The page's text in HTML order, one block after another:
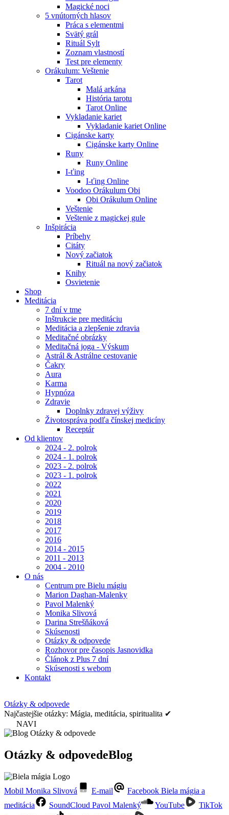
Magické noci
5 vnútorných hlasov
Práca s elementmi
Svätý grál
Rituál Sylt
Zoznam vlastností
Test pre elementy
Orákulum: Veštenie
Tarot
Malá arkána
História tarotu
Tarot Online
Vykladanie kariet
Vykladanie kariet Online
Cigánske karty
Cigánske karty Online
Runy
Runy Online
I-ťing
I-ťing Online
Voodoo Orákulum Obi
Obi Orákulum Online
Veštenie
Veštenie z magickej gule
Inšpirácia
Príbehy
Citáty
Nový začiatok
Rituál na nový začiatok
Knihy
Osvietenie
Shop
Meditácia
7 dní v tme
Inštrukcie pre meditáciu
Meditácia a zlepšenie zdravia
Meditačné obrázky
Meditačná joga - Výskum
Astrál & Astrálne cestovanie
Čakry
Aura
Karma
Hypnóza
Zdravie
Doplnky zdravej výživy
Životospráva podľa čínskej medicíny
Receptár
Od klientov
2024 - 2. polrok
2024 - 1. polrok
2023 - 2. polrok
2023 - 1. polrok
2022
2021
2020
2019
2018
2017
2016
2014 - 2015
2011 - 2013
2004 - 2010
O nás
Centrum pre Bielu mágiu
Marion Daghan-Malenky
Pavol Malenký
Monika Slivová
Darina Strešňáková
Skúsenosti
Otázky & odpovede
Rozhovor pre časopis Jasnovidka
Článok z Plus 7 dní
Skúsenosti s webom
Kontakt
Otázky & odpovede
Najčastejšie otázky: Mágia, meditácia, spiritualita ✔
NAVI
Otázky & odpovedeBlog
Mobil Monika Slivová E-mail
Facebook Biela mágia a
meditácia
SoundCloud Pavol Malenký YouTube
TikTok